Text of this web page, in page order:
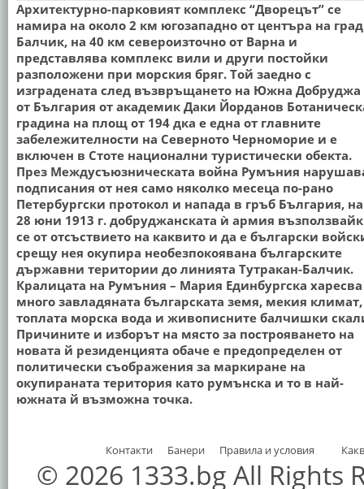
Архитектурно-парковият комплекс “Дворецът” се
намира на около 2 км югозападно от центъра на град
Балчик, на 40 км североизточно от Варна и
представлява комплекс вили и други постойки
разположени при морския бряг. Той заедно с
изградената след възвръщането на Южна Добруджа
от България от академик Даки Йорданов
градина на площ от 194 дка е една от главните
забележителности на Северното Черноморие и е
включен в Стоте национални туристически обекта.
През Междусъюзническата война Румъния
подписания от нея само няколко месеца по-рано
Петербургски протокол и напада в гръб България, на
28 юни 1913 г. добруджанската ѝ армия
се от отсъствието на каквито и да е български
срещу нея окупира необезпокоявана българските
държавни територии до линията Тутракан-Балчик.
Кралицата на Румъния – Мария Единбургска харесва
много завладяната българската земя, мекия климат,
топлата морска вода и живописните балчишки
Причините и изборът на място за построяването на
новата й резиденцията обаче е предопределен от
политически съображения за маркиране на
окупираната територия като румънска и то в най-
южната й възможна точка.
Контакти Банери Правила и условия
© 2026 1333.bg All Rights